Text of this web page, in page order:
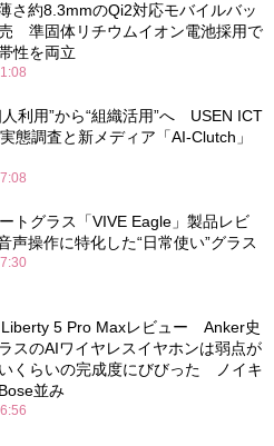
さ約8.3mmのQi2対応モバイルバッ
準固体リチウムイオン電池採用で
性を両立
人利用”から“組織活用”へ USEN ICT
態調査と新メディア「AI-Clutch」
トグラス「VIVE Eagle」製品レビ
操作に特化した“日常使い”グラス
5 Pro Maxレビュー Anker史
スのAIワイヤレスイヤホンは弱点が
くらいの完成度にびびった ノイキ
並み